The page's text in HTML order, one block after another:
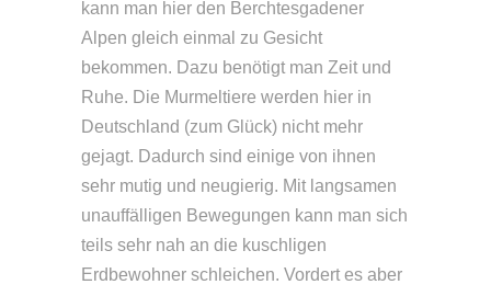
kann man hier den Berchtesgadener
Alpen gleich einmal zu Gesicht
bekommen. Dazu benötigt man Zeit und
Ruhe. Die Murmeltiere werden hier in
Deutschland (zum Glück) nicht mehr
gejagt. Dadurch sind einige von ihnen
sehr mutig und neugierig. Mit langsamen
unauffälligen Bewegungen kann man sich
teils sehr nah an die kuschligen
Erdbewohner schleichen. Vordert es aber